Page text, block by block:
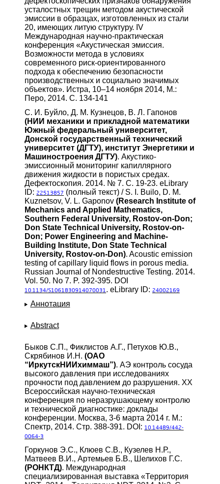
усталостных трещин методом акустической
эмиссии в образцах, изготовленных из стали
20, имеющих литую структуру. IV
Международная научно-практическая
конференция «Акустическая эмиссия.
Возможности метода в условиях
современного риск-ориентированного
подхода к обеспечению безопасности
производственных и социально значимых
объектов». Истра, 10–14 ноября 2014, М.:
Перо, 2014. С. 134-141
С. И. Буйло, Д. М. Кузнецов, В. Л. Гапонов
(НИИ механики и прикладной математики
Южный федеральный университет,
Донской государственный технический
университет (ДГТУ), институт Энергетики и
Машиностроения ДГТУ). Акустико-
эмиссионный мониторинг капиллярного
движения жидкости в пористых средах.
Дефектоскопия. 2014. № 7. С. 19-23. eLibrary
ID: 22513857 (полный текст) / S. I. Builo, D. M.
Kuznetsov, V. L. Gaponov (Research Institute of
Mechanics and Applied Mathematics,
Southern Federal University, Rostov-on-Don;
Don State Technical University, Rostov-on-
Don; Power Engineering and Machine-
Building Institute, Don State Technical
University, Rostov-on-Don). Acoustic emission
testing of capillary liquid flows in porous media.
Russian Journal of Nondestructive Testing. 2014.
Vol. 50. No 7. P. 392-395. DOI
10.1134/S1061830914070031. eLibrary ID: 24002169
Аннотация
Abstract
Быков С.П., Фиклистов А.Г., Петухов Ю.В.,
Скрябинов И.Н. (ОАО
“ИркутскНИИхиммаш”). АЭ контроль сосуда
высокого давления при исследованиях
прочности под давлением до разрушения. XX
Всероссийская научно-техническая
конференция по неразрушающему контролю
и технической диагностике: доклады
конференции. Москва, 3-6 марта 2014 г. М.:
Спектр, 2014. Стр. 388-391. DOI: 10.14489/442-
0064-3
Горкунов Э.С., Клюев С.В., Кузелев Н.Р.,
Матвеев В.И., Артемьев Б.В., Шелихов Г.С.
(РОНКТД). Международная
специализированная выставка «Территория